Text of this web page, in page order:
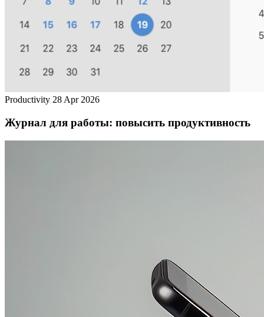
Productivity 28 Apr 2026
Журнал для работы: повысить продуктивность